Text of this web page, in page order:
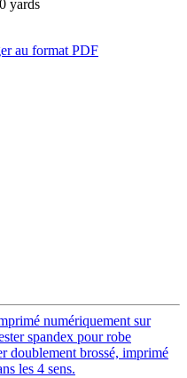
yards
au format PDF
numériquement sur
spandex pour robe
doublement brossé, imprimé
les 4 sens.